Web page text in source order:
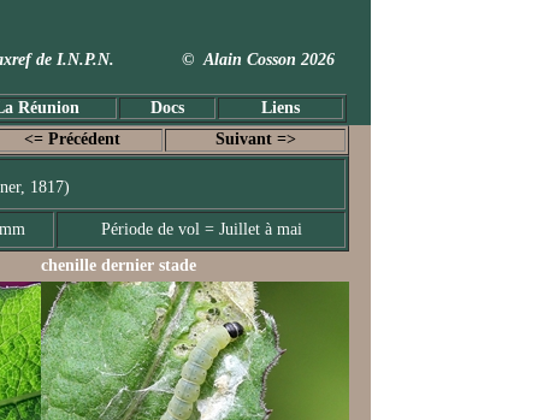
Taxref de I.N.P.N. © Alain Cosson 2026
Réunion Docs Liens
<= Précédent Suivant =>
1817)
Période de vol = Juillet à mai
chenille dernier stade